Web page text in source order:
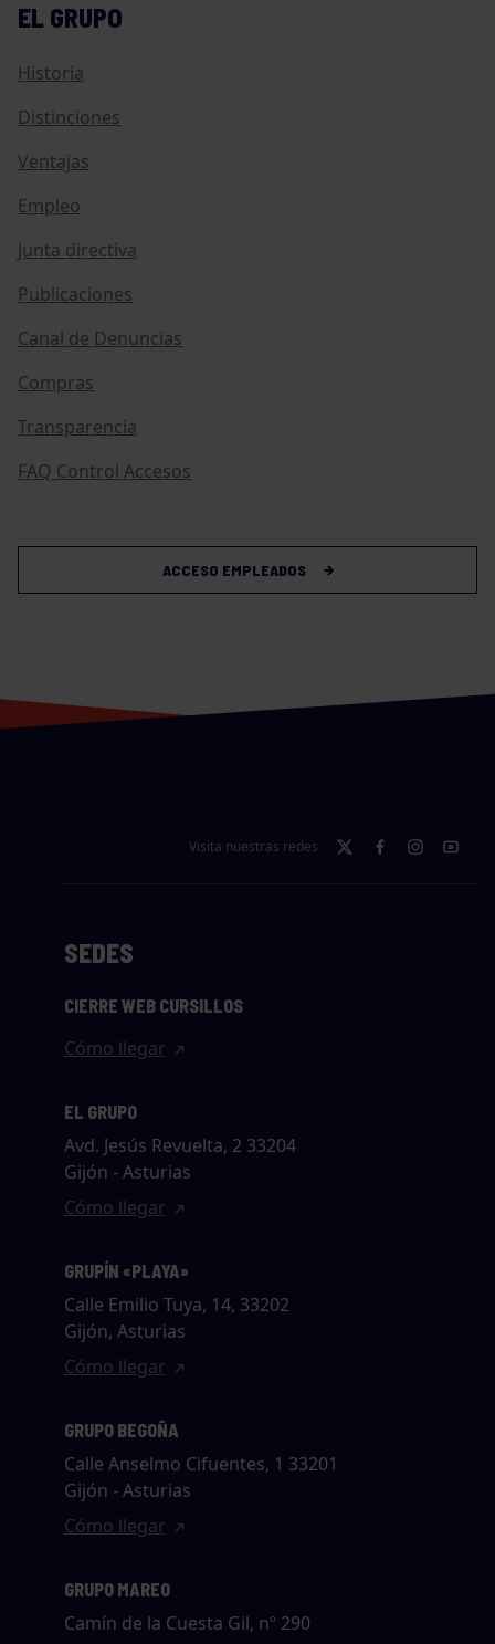
EL GRUPO
Historia
Distinciones
Ventajas
Empleo
Junta directiva
Publicaciones
Canal de Denuncias
Compras
Transparencia
FAQ Control Accesos
ACCESO EMPLEADOS
Visita nuestras redes
SEDES
CIERRE WEB CURSILLOS
Cómo llegar
EL GRUPO
Avd. Jesús Revuelta, 2 33204
Gijón - Asturias
Cómo llegar
GRUPÍN «PLAYA»
Calle Emilio Tuya, 14, 33202
Gijón, Asturias
Cómo llegar
GRUPO BEGOÑA
Calle Anselmo Cifuentes, 1 33201
Gijón - Asturias
Cómo llegar
GRUPO MAREO
Camín de la Cuesta Gil, nº 290